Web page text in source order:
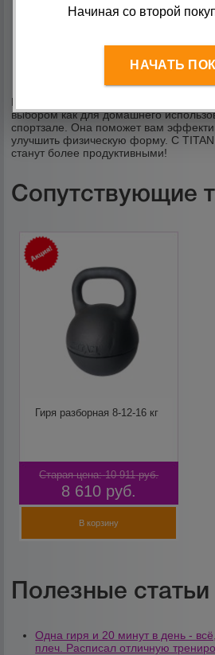
позволяет хранить гирю
Эргономичный дизайн: Удобная
Долговечность: Чугунный
срок службы изделия без потери
Гиря разборная 16-24-32 кг TITAN
выбором как для домашнего
спортзале. Она поможет вам
улучшить физическую форму. С
станут более продуктивными!
Сопутствующие
Гиря разборная 8-12-16 кг
Старая цена: 10 911 руб.
8 610 руб.
В корзину
Полезные статьи
Одна гиря и 20 минут в день -
плеч. Расписал отличную
Начиная со второй
НАЧАТЬ